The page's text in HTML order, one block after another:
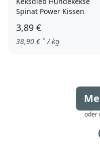
Spinat Power Kissen
3,89 €
38,90 € * / kg
oder